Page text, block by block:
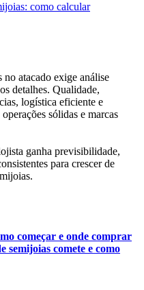
como calcular
atacado exige análise
detalhes. Qualidade,
logística eficiente e
sólidas e marcas
ganha previsibilidade,
para crescer de
começar e onde comprar
semijoias comete e como